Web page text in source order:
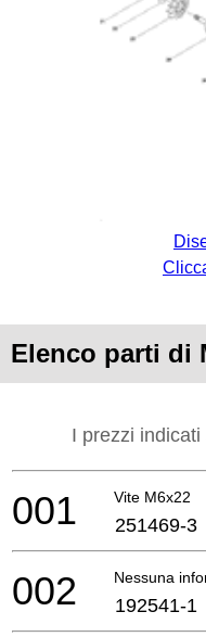
Elenco parti di
I prezzi
Vite M6x22
001 251469-3
Nessuna
002 192541-1